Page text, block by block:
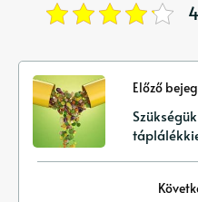
Előző